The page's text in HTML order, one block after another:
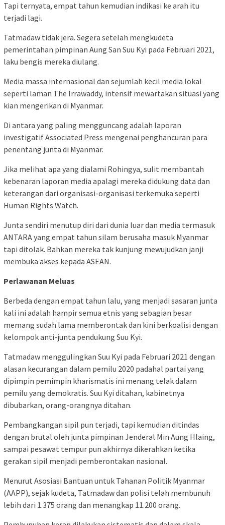
Tapi ternyata, empat tahun kemudian indikasi ke arah itu
terjadi lagi.
Tatmadaw tidak jera. Segera setelah mengkudeta
pemerintahan pimpinan Aung San Suu Kyi pada Februari 2021,
laku bengis mereka diulang.
Media massa internasional dan sejumlah kecil media lokal
seperti laman The Irrawaddy, intensif mewartakan situasi yang
kian mengerikan di Myanmar.
Di antara yang paling mengguncang adalah laporan
investigatif Associated Press mengenai penghancuran para
penentang junta di Myanmar.
Jika melihat apa yang dialami Rohingya, sulit membantah
kebenaran laporan media apalagi mereka didukung data dan
keterangan dari organisasi-organisasi terkemuka seperti
Human Rights Watch.
Junta sendiri menutup diri dari dunia luar dan media termasuk
ANTARA yang empat tahun silam berusaha masuk Myanmar
tapi ditolak. Bahkan mereka tak kunjung mewujudkan janji
membuka akses kepada ASEAN.
Perlawanan Meluas
Berbeda dengan empat tahun lalu, yang menjadi sasaran junta
kali ini adalah hampir semua etnis yang sebagian besar
memang sudah lama memberontak dan kini berkoalisi dengan
kelompok anti-junta pendukung Suu Kyi.
Tatmadaw menggulingkan Suu Kyi pada Februari 2021 dengan
alasan kecurangan dalam pemilu 2020 padahal partai yang
dipimpin pemimpin kharismatis ini menang telak dalam
pemilu yang demokratis. Suu Kyi ditahan, kabinetnya
dibubarkan, orang-orangnya ditahan.
Pembangkangan sipil pun terjadi, tapi kemudian ditindas
dengan brutal oleh junta pimpinan Jenderal Min Aung Hlaing,
sampai pesawat tempur pun akhirnya dikerahkan ketika
gerakan sipil menjadi pemberontakan nasional.
Menurut Asosiasi Bantuan untuk Tahanan Politik Myanmar
(AAPP), sejak kudeta, Tatmadaw dan polisi telah membunuh
lebih dari 1.375 orang dan menangkap 11.200 orang.